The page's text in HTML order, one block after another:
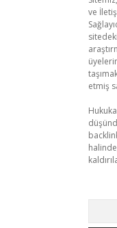
ve
etmiş